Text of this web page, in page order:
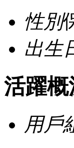
性別
出生
活躍概
用戶